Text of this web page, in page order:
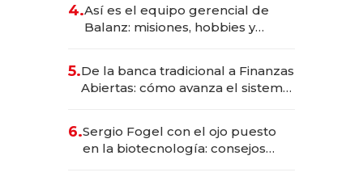
4.Así es el equipo gerencial de
Balanz: misiones, hobbies y
5.De la banca tradicional a Finanzas
Abiertas: cómo avanza el sistema
6.Sergio Fogel con el ojo puesto
en la biotecnología: consejos